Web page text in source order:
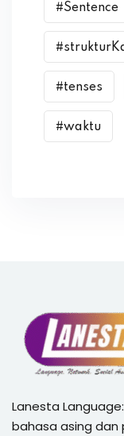
#Sentence
#tenses
#waktu
Lanesta
bahasa asing dan